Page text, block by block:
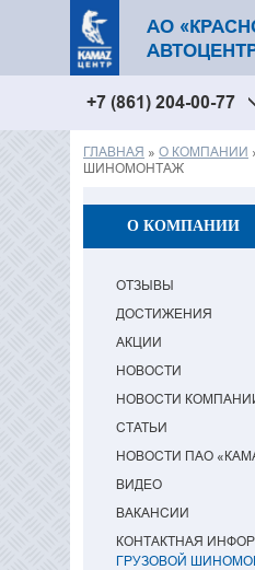
+7 (861) 204-00-77
АО
Вы здесь
ГЛАВНАЯ » О КОМПАНИИ
ШИНОМОНТАЖ
О КОМПАНИИ
ОТЗЫВЫ
ДОСТИЖЕНИЯ
АКЦИИ
НОВОСТИ
НОВОСТИ
СТАТЬИ
НОВОСТИ ПАО
ВИДЕО
ВАКАНСИИ
КОНТАКТНАЯ
ГРУЗОВОЙ